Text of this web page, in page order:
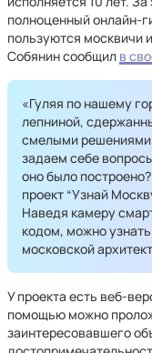
полноценный онлайн-
пользуются москвичи
Собянин сообщил в
«Гуляя по нашему
лепниной,
смелыми решениями
задаем себе
оно было
проект “Узнай
Наведя камеру
кодом, можно
московской
У проекта есть веб-
помощью можно
заинтересовавшего